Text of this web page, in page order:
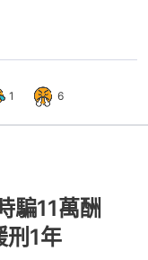
1 6
騙11萬酬
1年